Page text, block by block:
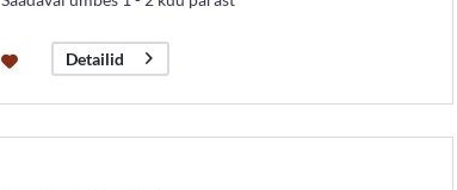
Detailid